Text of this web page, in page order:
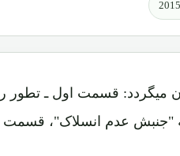
میگردد: قسمت اول ـ تطور
"جنبش عدم انسلاک"، قسمت